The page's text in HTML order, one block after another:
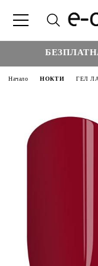
Начало НОКТИ ГЕЛ